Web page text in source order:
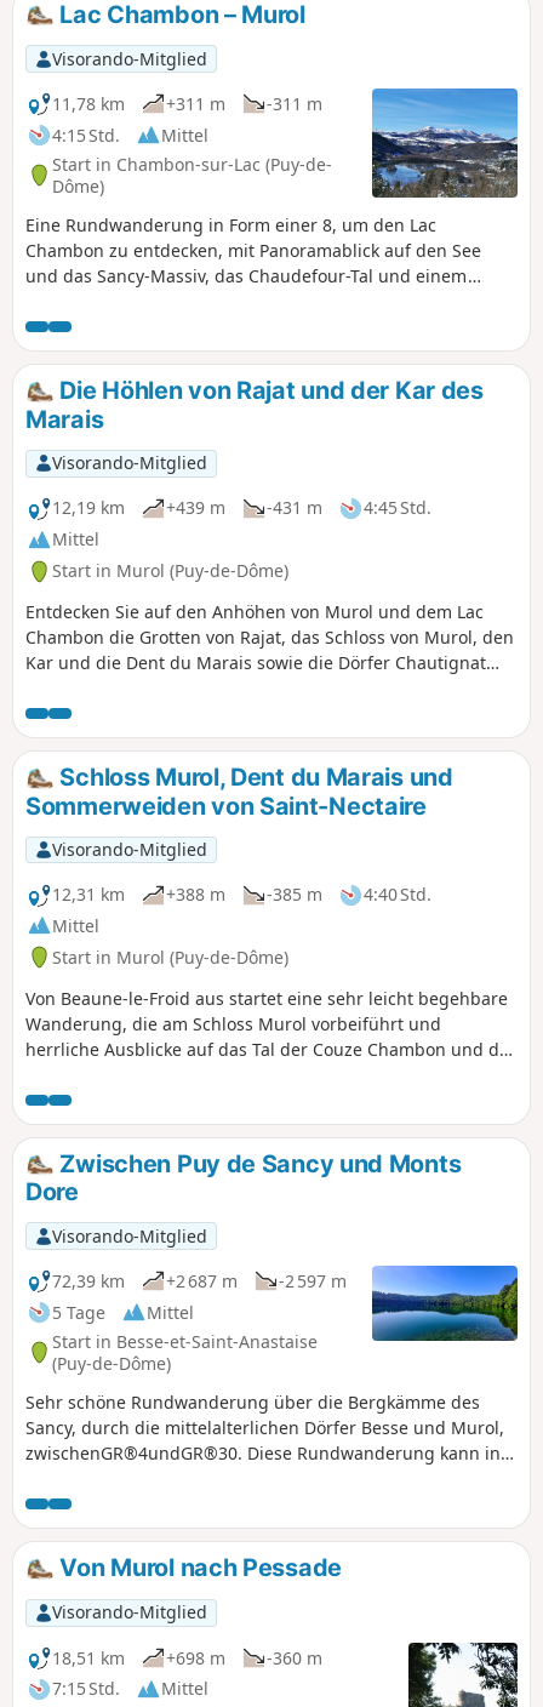
Lac Chambon – Murol
Visorando-Mitglied
11,78 km
+311 m
-311 m
4:15 Std.
Mittel
Start in Chambon-sur-Lac (Puy-de-
Dôme)
Eine Rundwanderung in Form einer 8, um den Lac
Chambon zu entdecken, mit Panoramablick auf den See
und das Sancy-Massiv, das Chaudefour-Tal und einem
Die Höhlen von Rajat und der Kar des
Marais
Visorando-Mitglied
12,19 km
+439 m -431 m
4:45 Std.
Mittel
Start in Murol (Puy-de-Dôme)
Entdecken Sie auf den Anhöhen von Murol und dem Lac
Chambon die Grotten von Rajat, das Schloss von Murol, den
Kar und die Dent du Marais sowie die Dörfer Chautignat
Schloss Murol, Dent du Marais und
Sommerweiden von Saint-Nectaire
Visorando-Mitglied
12,31 km
+388 m -385 m
4:40 Std.
Mittel
Start in Murol (Puy-de-Dôme)
Von Beaune-le-Froid aus startet eine sehr leicht begehbare
Wanderung, die am Schloss Murol vorbeiführt und
herrliche Ausblicke auf das Tal der Couze Chambon und das
und weiter entfernt auf das Chaudefour-Tal und den Sancy
bietet. Am Ende der Wanderung erwartet Sie das berühmte
Saint-Nectaire mit einer Schleife durch die Kuhweiden und
einem Besuch des Dorfes über die Rue des Caves.
Zwischen Puy de Sancy und Monts
Dore
Visorando-Mitglied
72,39 km
+2 687 m
-2 597 m
5 Tage
Mittel
Start in Besse-et-Saint-Anastaise
(Puy-de-Dôme)
Sehr schöne Rundwanderung über die Bergkämme des
Sancy, durch die mittelalterlichen Dörfer Besse und Murol,
zwischenGR®4undGR®30. Diese Rundwanderung kann in
Ferienwohnungen unternommen werden. Die Adressen, an
denen wir übernachtet haben, sind in den
Etappenbeschreibungen angegeben.
Von Murol nach Pessade
Visorando-Mitglied
18,51 km
+698 m
-360 m
7:15 Std.
Mittel